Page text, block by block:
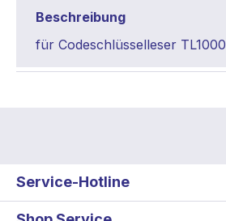
Beschreibung
für Codeschlüsselleser TL1000
Service-Hotline